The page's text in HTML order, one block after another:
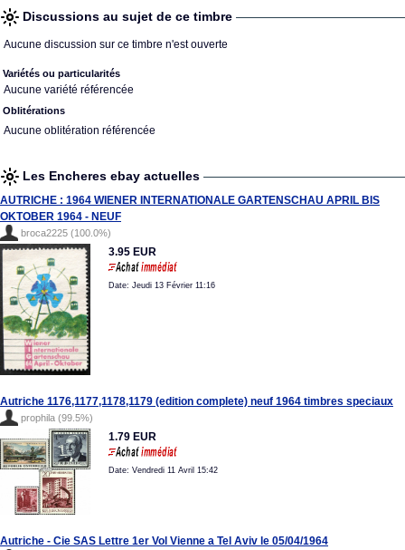
Discussions au sujet de ce timbre
Aucune discussion sur ce timbre n'est ouverte
Variétés ou particularités
Aucune variété référencée
Oblitérations
Aucune oblitération référencée
Les Encheres ebay actuelles
AUTRICHE : 1964 WIENER INTERNATIONALE GARTENSCHAU APRIL BIS
OKTOBER 1964 - NEUF
broca2225 (100.0%)
3.95 EUR
Date: Jeudi 13 Février 11:16
Autriche 1176,1177,1178,1179 (edition complete) neuf 1964 timbres speciaux
prophila (99.5%)
1.79 EUR
Date: Vendredi 11 Avril 15:42
Autriche - Cie SAS Lettre 1er Vol Vienne a Tel Aviv le 05/04/1964